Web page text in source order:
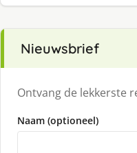
Nieuwsbrief
Ontvang de lekkerste
Naam (optioneel)